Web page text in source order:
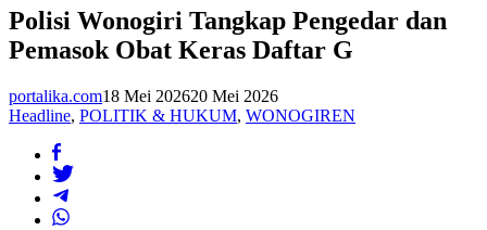
Polisi Wonogiri Tangkap Pengedar dan
Pemasok Obat Keras Daftar G
portalika.com18 Mei 202620 Mei 2026
Headline, POLITIK & HUKUM, WONOGIREN